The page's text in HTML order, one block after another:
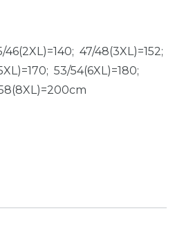
47/48(3XL)=152;
53/54(6XL)=180;